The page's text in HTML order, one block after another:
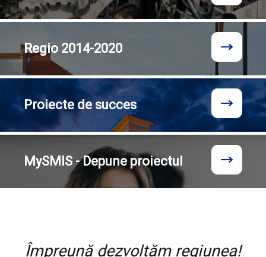
Regio 2014-2020
Proiecte de succes
MySMIS - Depune proiectul
Împreună dezvoltăm regiunea!